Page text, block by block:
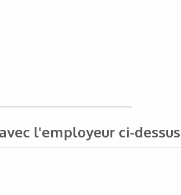
l'employeur ci-